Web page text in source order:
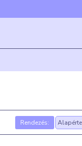
Rendezés: